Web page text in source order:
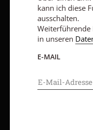
Vertrag
kann ich diese
ausschalten.
in unseren
E-MAIL